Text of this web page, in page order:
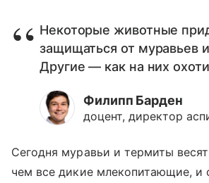
Некоторые животные
защищаться от муравьев
Другие — как на них
Филипп Барден
доцент, директор
Сегодня муравьи и термиты
чем все дикие млекопитающие, и